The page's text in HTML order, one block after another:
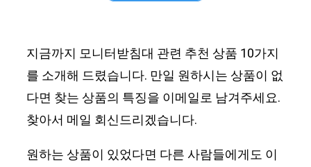
지금까지 모니터받침대 관련 추천 상품 10가지
를 소개해 드렸습니다. 만일 원하시는 상품이 없
다면 찾는 상품의 특징을 이메일로 남겨주세요.
찾아서 메일 회신드리겠습니다.
원하는 상품이 있었다면 다른 사람들에게도 이